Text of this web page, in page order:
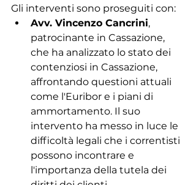
Gli interventi sono proseguiti con:
Avv. Vincenzo Cancrini,
patrocinante in Cassazione,
che ha analizzato lo stato dei
contenziosi in Cassazione,
affrontando questioni attuali
come l'Euribor e i piani di
ammortamento. Il suo
intervento ha messo in luce le
difficoltà legali che i correntisti
possono incontrare e
l'importanza della tutela dei